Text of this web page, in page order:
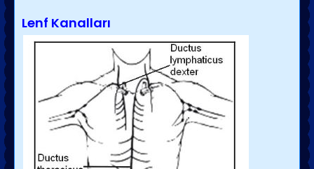
Lenf Kanalları